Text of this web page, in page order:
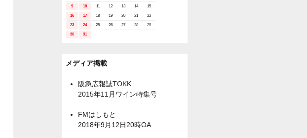
9 10 11 12 13 14 15
16 17 18 19 20 21 22
23 24 25 26 27 28 29
30 31
メディア掲載
阪急広報誌TOKK
2015年11月ワイン特集号
FMはしもと
2018年9月12日20時OA